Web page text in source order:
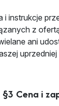
i instrukcje
z
ani
§3 Cena i